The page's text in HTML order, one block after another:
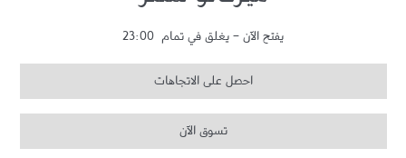
يفتح الآن - يغلق في تمام 23:00
احصل على الاتجاهات
تسوق الآن